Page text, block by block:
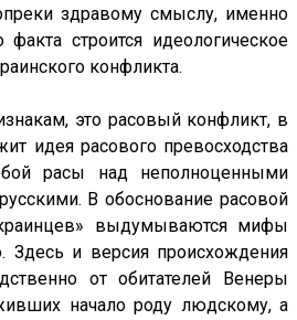
здравому смыслу, именно
строится идеологическое
конфликта.
это расовый конфликт, в
идея расового превосходства
расы над неполноценными
В обоснование расовой
выдумываются мифы
Здесь и версия происхождения
от обитателей Венеры
начало роду людскому, а